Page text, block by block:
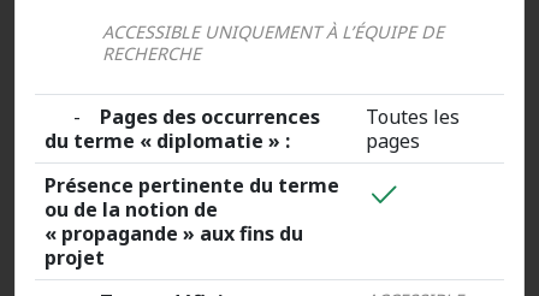
ACCESSIBLE UNIQUEMENT À L’ÉQUIPE DE
RECHERCHE
- Pages des occurrences
du terme « diplomatie » :
Toutes les
pages
Présence pertinente du terme
ou de la notion de
« propagande » aux fins du
projet